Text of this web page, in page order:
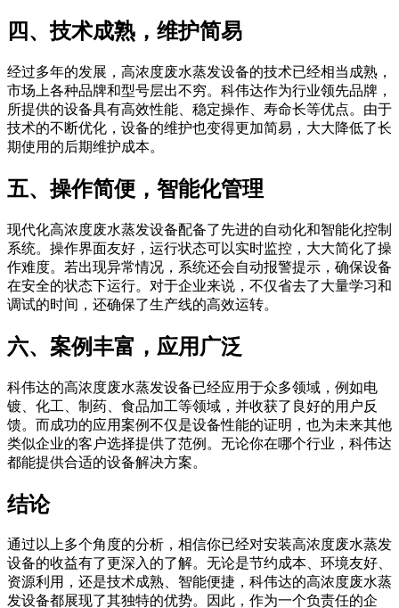
四、技术成熟，维护简易
经过多年的发展，高浓度废水蒸发设备的技术已经相当成熟，
市场上各种品牌和型号层出不穷。科伟达作为行业领先品牌，
所提供的设备具有高效性能、稳定操作、寿命长等优点。由于
技术的不断优化，设备的维护也变得更加简易，大大降低了长
期使用的后期维护成本。
五、操作简便，智能化管理
现代化高浓度废水蒸发设备配备了先进的自动化和智能化控制
系统。操作界面友好，运行状态可以实时监控，大大简化了操
作难度。若出现异常情况，系统还会自动报警提示，确保设备
在安全的状态下运行。对于企业来说，不仅省去了大量学习和
调试的时间，还确保了生产线的高效运转。
六、案例丰富，应用广泛
科伟达的高浓度废水蒸发设备已经应用于众多领域，例如电
镀、化工、制药、食品加工等领域，并收获了良好的用户反
馈。而成功的应用案例不仅是设备性能的证明，也为未来其他
类似企业的客户选择提供了范例。无论你在哪个行业，科伟达
都能提供合适的设备解决方案。
结论
通过以上多个角度的分析，相信你已经对安装高浓度废水蒸发
设备的收益有了更深入的了解。无论是节约成本、环境友好、
资源利用，还是技术成熟、智能便捷，科伟达的高浓度废水蒸
发设备都展现了其独特的优势。因此，作为一个负责任的企